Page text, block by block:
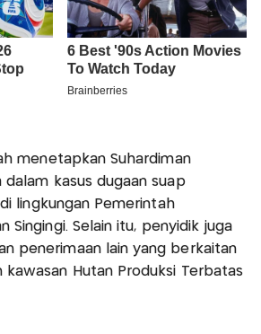
menetapkan Suhardiman
kasus dugaan suap
lingkungan Pemerintah
Singingi. Selain itu, penyidik juga
penerimaan lain yang berkaitan
kawasan Hutan Produksi Terbatas